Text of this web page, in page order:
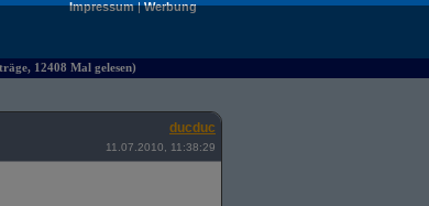
Impressum|Werbung
12408 Mal gelesen)
ducduc
11.07.2010, 11:38:29